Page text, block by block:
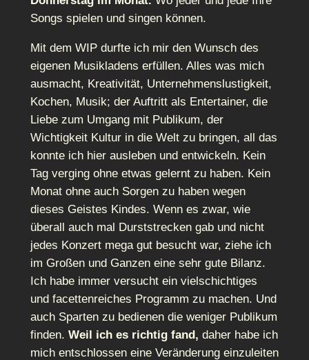
Songs spielen und singen können.
Mit dem WIP durfte ich mir den Wunsch des
eigenen Musikladens erfüllen. Alles was mich
ausmacht, Kreativität, Unternehmenslustigkeit,
Kochen, Musik; der Auftritt als Entertainer, die
Liebe zum Umgang mit Publikum, der
Wichtigkeit Kultur in die Welt zu bringen, all das
konnte ich hier ausleben und entwickeln. Kein
Tag verging ohne etwas gelernt zu haben. Kein
Monat ohne auch Sorgen zu haben wegen
dieses Geistes Kindes. Wenn es zwar, wie
überall auch mal Durststrecken gab und nicht
jedes Konzert mega gut besucht war, ziehe ich
im Großen und Ganzen eine sehr gute Bilanz.
Ich habe immer versucht ein vielschichtiges
und facettenreiches Programm zu machen. Und
auch Sparten zu bedienen die weniger Publikum
finden. Weil ich es richtig fand, daher habe ich
mich entschlossen eine Veränderung einzuleiten